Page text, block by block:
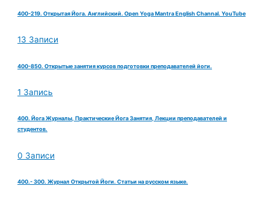
400-219. Открытая Йога. Английский. Open Yoga Mantra English Channal. YouTube
13 Записи
400-850. Открытые занятия курсов подготовки преподавателей йоги.
1 Запись
400. Йога Журналы, Практические Йога Занятия, Лекции преподавателей и
студентов.
0 Записи
400.- 300. Журнал Открытой Йоги. Статьи на русском языке.